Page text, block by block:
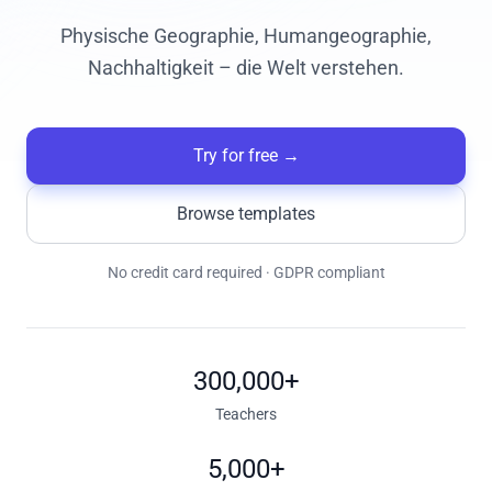
Physische Geographie, Humangeographie,
Nachhaltigkeit – die Welt verstehen.
Try for free→
Browse templates
No credit card required · GDPR compliant
300,000+
Teachers
5,000+